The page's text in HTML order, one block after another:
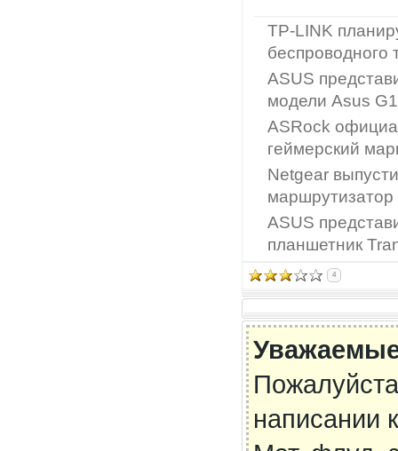
TP-LINK
беспроводного
ASUS
модели Asus
ASRock
геймерский
Netgear
ASUS
планшетник
4
написании